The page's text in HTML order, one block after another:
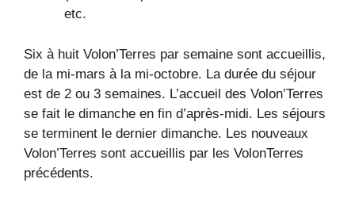
etc.
Six à huit Volon’Terres par semaine sont accueillis,
de la mi-mars à la mi-octobre. La durée du séjour
est de 2 ou 3 semaines. L’accueil des Volon’Terres
se fait le dimanche en fin d’après-midi. Les séjours
se terminent le dernier dimanche. Les nouveaux
Volon’Terres sont accueillis par les VolonTerres
précédents.